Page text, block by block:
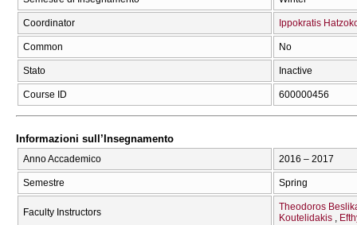
Coordinator Ippokratis
Common No
Stato Inactive
Course ID 600000456
Informazioni sull’Insegnamento
Anno Accademico 2016 – 2017
Semestre Spring
Faculty Instructors
Theodoros
Koutelidakis